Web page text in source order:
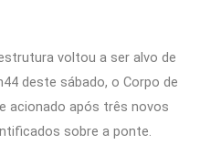
voltou a ser alvo de
deste sábado, o Corpo de
acionado após três novos
sobre a ponte.